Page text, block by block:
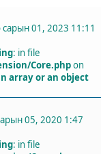
сарын 01, 2023 11:11
: in file
Core.phpon
array or an object
05, 2020 1:47
: in file